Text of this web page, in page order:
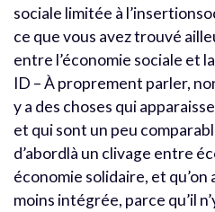
sociale limitée à
ce que vous avez trouvé
entre l’économie sociale et
ID – À proprement parler,
y a des choses qui
et qui sont un peu
d’abordlà un clivage entre
économie solidaire, et qu’on
moins intégrée, parce qu’il